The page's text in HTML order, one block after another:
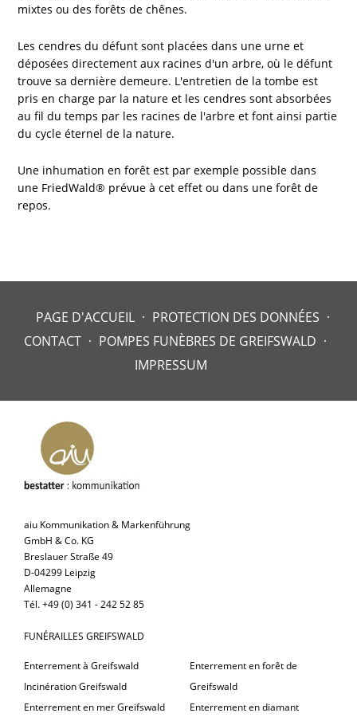
mixtes ou des forêts de chênes.
Les cendres du défunt sont placées dans une urne et
déposées directement aux racines d'un arbre, où le défunt
trouve sa dernière demeure. L'entretien de la tombe est
pris en charge par la nature et les cendres sont absorbées
au fil du temps par les racines de l'arbre et font ainsi partie
du cycle éternel de la nature.
Une inhumation en forêt est par exemple possible dans
une FriedWald® prévue à cet effet ou dans une forêt de
repos.
PAGE D'ACCUEIL
PROTECTION DES DONNÉES
CONTACT
POMPES FUNÈBRES DE GREIFSWALD
IMPRESSUM
aiu Kommunikation & Markenführung
GmbH & Co. KG
Breslauer Straße 49
D-04299 Leipzig
Allemagne
Tél. +49 (0) 341 - 242 52 85
FUNÉRAILLES GREIFSWALD
Enterrement à Greifswald
Incinération Greifswald
Enterrement en mer Greifswald
Enterrement en forêt de
Greifswald
Enterrement en diamant